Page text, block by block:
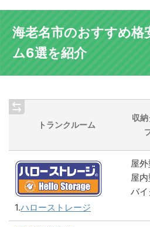
海老名市のおすすめ格
ム6選を紹介
トランクルーム
収納
1.ハローストレージ
屋
屋
バイ